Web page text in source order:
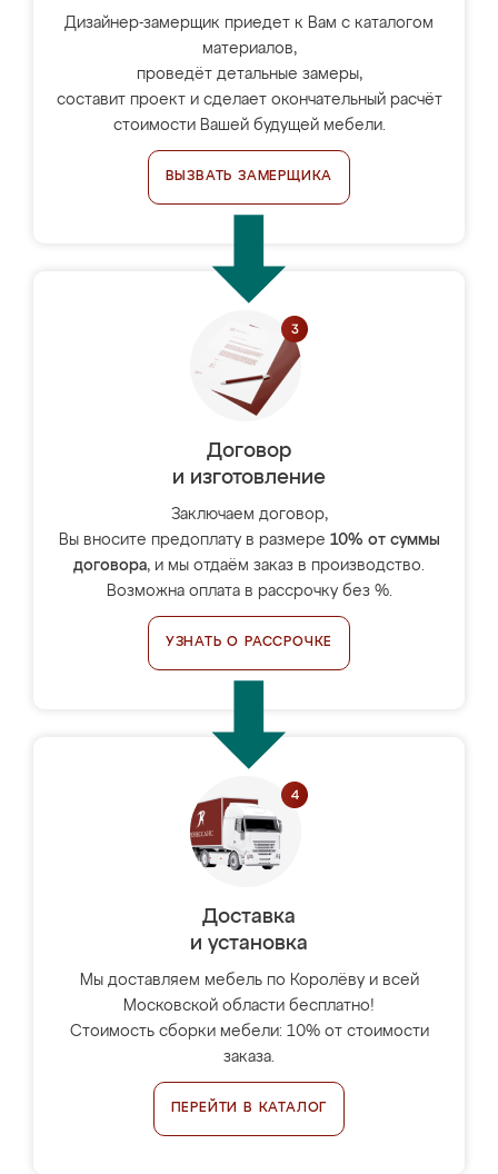
Дизайнер-замерщик приедет к Вам с каталогом
материалов,
проведёт детальные замеры,
составит проект и сделает окончательный расчёт
стоимости Вашей будущей мебели.
ВЫЗВАТЬ ЗАМЕРЩИКА
Договор
и изготовление
Заключаем договор,
Вы вносите предоплату в размере 10% от суммы
договора, и мы отдаём заказ в производство.
Возможна оплата в рассрочку без %.
УЗНАТЬ О РАССРОЧКЕ
Доставка
и установка
Мы доставляем мебель по Королёву и всей
Московской области бесплатно!
Стоимость сборки мебели: 10% от стоимости
заказа.
ПЕРЕЙТИ В КАТАЛОГ